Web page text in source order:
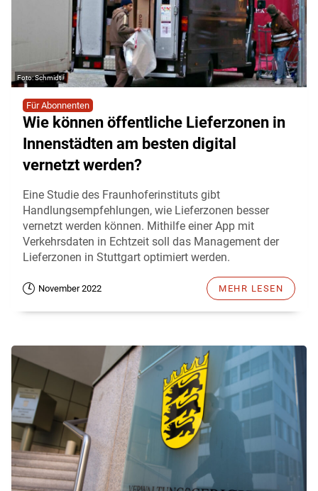
Schmidt
Für Abonnenten
Wie können öffentliche Lieferzonen in
Innenstädten am besten digital
vernetzt werden?
Eine Studie des Fraunhoferinstituts gibt
Handlungsempfehlungen, wie Lieferzonen besser
vernetzt werden können. Mithilfe einer App mit
Verkehrsdaten in Echtzeit soll das Management der
Lieferzonen in Stuttgart optimiert werden.
November 2022 MEHR LESEN